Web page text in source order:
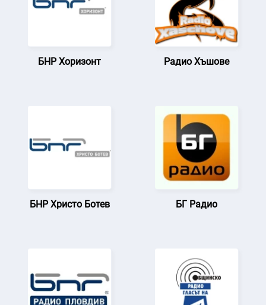
БНР Хоризонт Радио Хъшове
БНР Христо Ботев БГ Радио